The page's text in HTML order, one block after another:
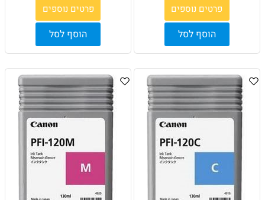
פרטים נוספים
הוסף לסל
פרטים נוספים
הוסף לסל